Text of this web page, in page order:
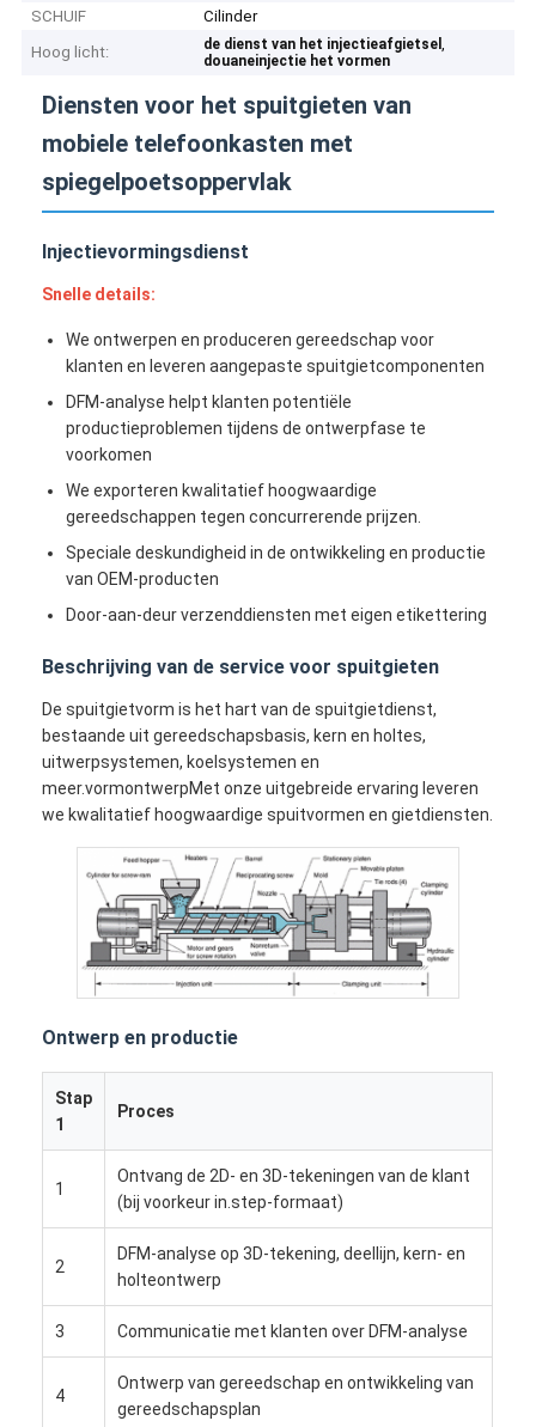
Producten
SCHUIF
Cilinder
Hoog licht:
de dienst van het injectieafgietsel,
douaneinjectie het vormen
Diensten voor het spuitgieten van
mobiele telefoonkasten met
spiegelpoetsoppervlak
Injectievormingsdienst
Snelle details:
We ontwerpen en produceren gereedschap voor
klanten en leveren aangepaste spuitgietcomponenten
DFM-analyse helpt klanten potentiële
productieproblemen tijdens de ontwerpfase te
voorkomen
We exporteren kwalitatief hoogwaardige
gereedschappen tegen concurrerende prijzen.
Speciale deskundigheid in de ontwikkeling en productie
van OEM-producten
Door-aan-deur verzenddiensten met eigen etikettering
Beschrijving van de service voor spuitgieten
De spuitgietvorm is het hart van de spuitgietdienst,
bestaande uit gereedschapsbasis, kern en holtes,
uitwerpsystemen, koelsystemen en
meer.vormontwerpMet onze uitgebreide ervaring leveren
we kwalitatief hoogwaardige spuitvormen en gietdiensten.
Ontwerp en productie
Stap
1
Proces
1
Ontvang de 2D- en 3D-tekeningen van de klant
(bij voorkeur in.step-formaat)
2
DFM-analyse op 3D-tekening, deellijn, kern- en
holteontwerp
3 Communicatie met klanten over DFM-analyse
4
Ontwerp van gereedschap en ontwikkeling van
gereedschapsplan